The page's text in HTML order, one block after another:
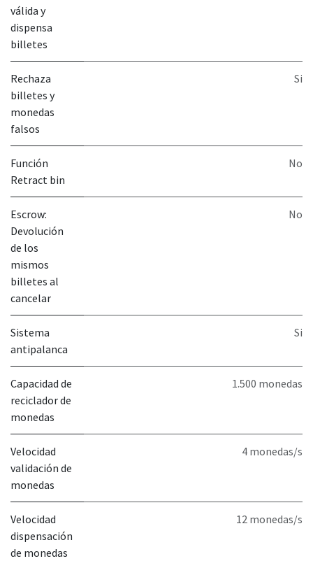
válida y
dispensa
billetes
Rechaza
billetes y
monedas
falsos
Si
Función
Retract bin
No
Escrow:
Devolución
de los
mismos
billetes al
cancelar
No
Sistema
antipalanca
Si
Capacidad de
reciclador de
monedas
1.500 monedas
Velocidad
validación de
monedas
4 monedas/s
Velocidad
dispensación
de monedas
12 monedas/s